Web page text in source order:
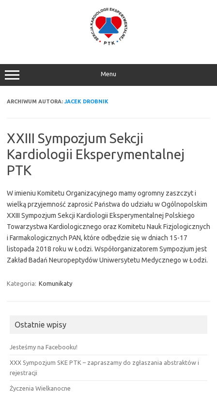
Menu
ARCHIWUM AUTORA: JACEK DROBNIK
XXIII Sympozjum Sekcji
Kardiologii Eksperymentalnej
PTK
W imieniu Komitetu Organizacyjnego mamy ogromny zaszczyt i
wielką przyjemność zaprosić Państwa do udziału w Ogólnopolskim
XXIII Sympozjum Sekcji Kardiologii Eksperymentalnej Polskiego
Towarzystwa Kardiologicznego oraz Komitetu Nauk Fizjologicznych
i Farmakologicznych PAN, które odbędzie się w dniach 15-17
listopada 2018 roku w Łodzi. Współorganizatorem Sympozjum jest
Zakład Badań Neuropeptydów Uniwersytetu Medycznego w Łodzi.
Kategoria: Komunikaty
Ostatnie wpisy
Jesteśmy na Facebooku!
XXX Sympozjum SKE PTK – zapraszamy do zgłaszania abstraktów i
rejestracji
Życzenia Wielkanocne